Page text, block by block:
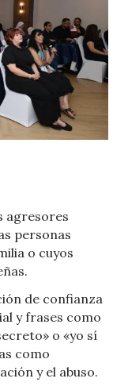
agresores
personas
o cuyos
de confianza
y frases como
o «yo sí
como
y el abuso.